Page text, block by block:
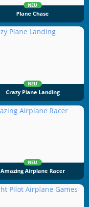
NEU
Plane Chase
NEU
Crazy Plane Landing
NEU
Amazing Airplane Racer